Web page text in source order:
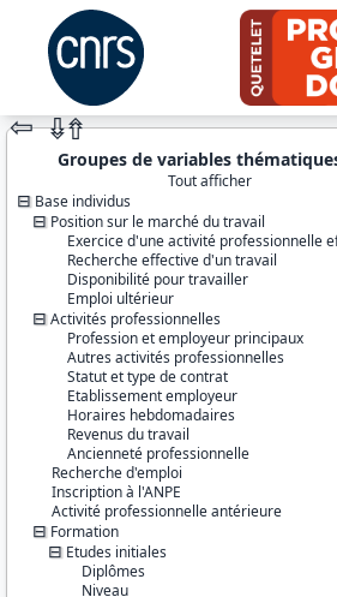
JEU DE
⇦ ⇮⇮
Groupes de variables
Tout afficher
Base individus
Position sur le marché du travail
Exercice d'une activité professionnelle
Recherche effective d'un travail
Disponibilité pour travailler
Emploi ultérieur
Activités professionnelles
Profession et employeur principaux
Autres activités professionnelles
Statut et type de contrat
Etablissement employeur
Horaires hebdomadaires
Revenus du travail
Ancienneté professionnelle
Recherche d'emploi
Inscription à l'ANPE
Activité professionnelle antérieure
Formation
Etudes initiales
Diplômes
Niveau
Identifiants :
lil-0031
doi:10.13144/lil-
Travail et emploi
Enquête